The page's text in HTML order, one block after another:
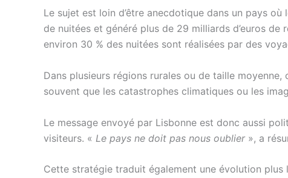
Le sujet est loin d’être anecdotique dans un pays
de nuitées et généré plus de 29 milliards d’euros
environ 30 % des nuitées sont réalisées par des
Dans plusieurs régions rurales ou de taille
souvent que les catastrophes climatiques ou les
Le message envoyé par Lisbonne est donc aussi
visiteurs. « Le pays ne doit pas nous oublier», a
Cette stratégie traduit également une évolution